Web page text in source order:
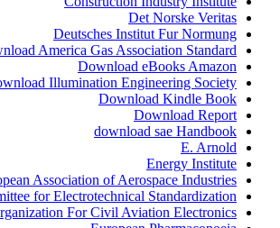
Det Norske Veritas
Deutsches Institut Fur Normung
America Gas Association Standard
Download eBooks Amazon
Illumination Engineering Society
Download Kindle Book
Download Report
download sae Handbook
E. Arnold
Energy Institute
Association of Aerospace Industries
for Electrotechnical Standardization
For Civil Aviation Electronics